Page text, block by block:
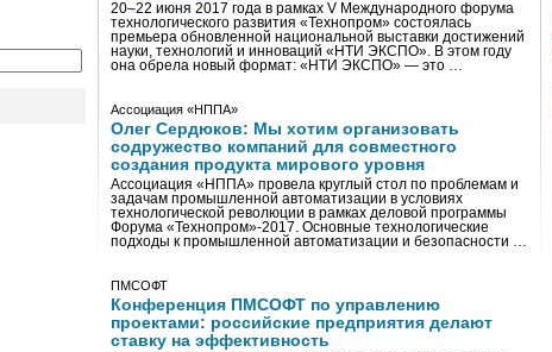
20–22 июня 2017 года в рамках V Международного форума
технологического развития «Технопром» состоялась
премьера обновленной национальной выставки достижений
науки, технологий и инноваций «НТИ ЭКСПО». В этом году
она обрела новый формат: «НТИ ЭКСПО» — это …
Ассоциация «НППА»
Олег Сердюков: Мы хотим организовать
содружество компаний для совместного
создания продукта мирового уровня
Ассоциация «НППА» провела круглый стол по проблемам и
задачам промышленной автоматизации в условиях
технологической революции в рамках деловой программы
Форума «Технопром»-2017. Основные технологические
подходы к промышленной автоматизации и безопасности …
ПМСОФТ
Конференция ПМСОФТ по управлению
проектами: российские предприятия делают
ставку на эффективность